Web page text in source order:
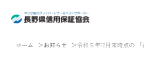
ホーム お知らせ 令和５年12月末時点の